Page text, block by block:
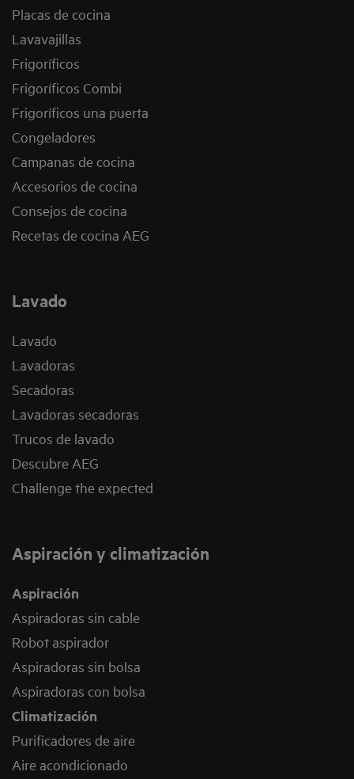
Placas de cocina
Lavavajillas
Frigoríficos
Frigoríficos Combi
Frigoríficos una puerta
Congeladores
Campanas de cocina
Accesorios de cocina
Consejos de cocina
Recetas de cocina AEG
Lavado
Lavado
Lavadoras
Secadoras
Lavadoras secadoras
Trucos de lavado
Descubre AEG
Challenge the expected
Aspiración y climatización
Aspiración
Aspiradoras sin cable
Robot aspirador
Aspiradoras sin bolsa
Aspiradoras con bolsa
Climatización
Purificadores de aire
Aire acondicionado